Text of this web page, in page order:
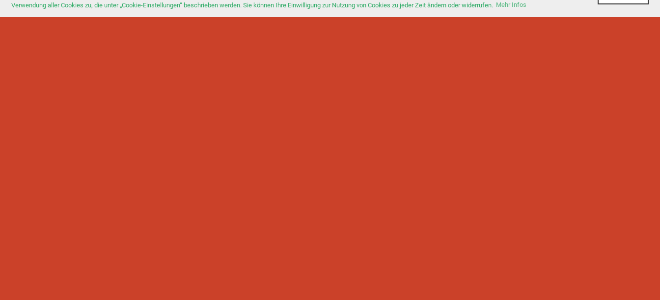
Verwendung aller Cookies zu, die unter „Cookie-Einstellungen“ beschrieben werden. Sie können Ihre Einwilligung zur Nutzung von Cookies zu jeder Zeit ändern oder widerrufen. Mehr Infos